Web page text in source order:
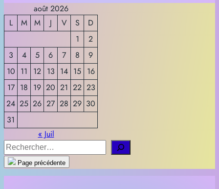
août 2026
L
M M J V S
D
1
2
3
4 5 6 7 8
9
10 11 12 13 14 15 16
17 18 19 20 21 22 23
24 25 26 27 28 29 30
31
« Juil
R
e
c
Page précédente